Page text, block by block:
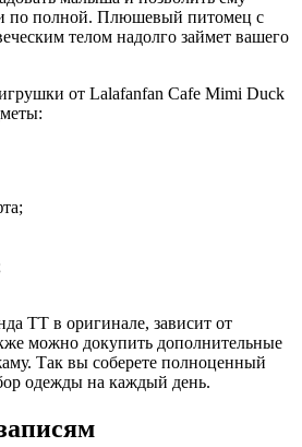
по полной. Плюшевый питомец с
телом надолго займет вашего
от Lalafanfan Cafe Mimi Duck
ТТ в оригинале, зависит от
можно докупить дополнительные
Так вы соберете полноценный
одежды на каждый день.